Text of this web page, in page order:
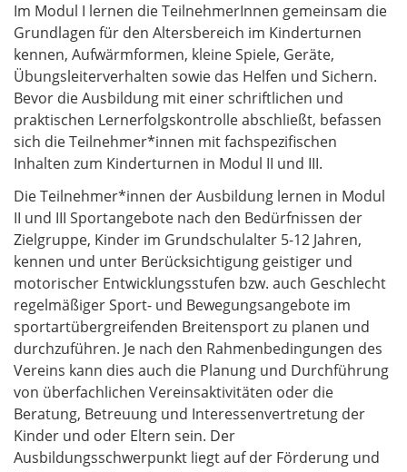
​​​​​​​Im Modul I lernen die TeilnehmerInnen gemeinsam die
Grundlagen für den Altersbereich im Kinderturnen
kennen, Aufwärmformen, kleine Spiele, Geräte,
Übungsleiterverhalten sowie das Helfen und Sichern.
Bevor die Ausbildung mit einer schriftlichen und
praktischen Lernerfolgskontrolle abschließt, befassen
sich die Teilnehmer*innen mit fachspezifischen
Inhalten zum Kinderturnen in Modul II und III.
Die Teilnehmer*innen der Ausbildung lernen in Modul
II und III Sportangebote nach den Bedürfnissen der
Zielgruppe, Kinder im Grundschulalter 5-12 Jahren,
kennen und unter Berücksichtigung geistiger und
motorischer Entwicklungsstufen bzw. auch Geschlecht
regelmäßiger Sport- und Bewegungsangebote im
sportartübergreifenden Breitensport zu planen und
durchzuführen. Je nach den Rahmenbedingungen des
Vereins kann dies auch die Planung und Durchführung
von überfachlichen Vereinsaktivitäten oder die
Beratung, Betreuung und Interessenvertretung der
Kinder und oder Eltern sein. Der
Ausbildungsschwerpunkt liegt auf der Förderung und